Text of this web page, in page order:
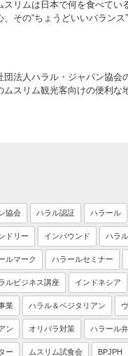
スリムは日本で何を食べて
、その“ちょうどいいバランス
団法人ハラル・ジャパン協会
ムスリム観光客向けの便利な
協会 ハラル認証 ハラール
ドリー インバウンド ハラ
ルマーク ハラールセミナー
ルビジネス講座 インドネシア
業 ハラル＆ベジタリアン
ン オリパラ対策 ハラール
ー ムスリム試食会 BPJPH